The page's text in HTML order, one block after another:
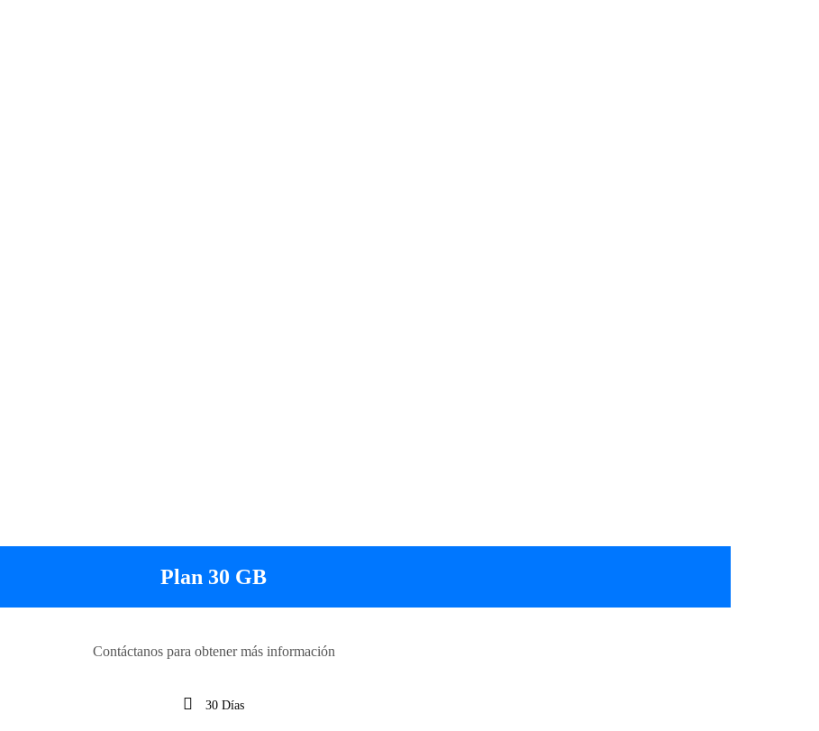
Plan 30 GB
Contáctanos para obtener más información
30 Días